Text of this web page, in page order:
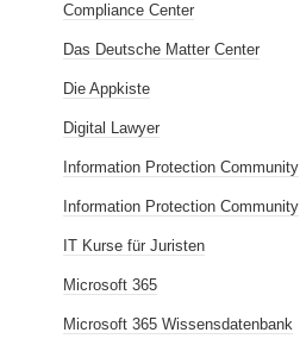
Compliance Center
Das Deutsche Matter Center
Die Appkiste
Digital Lawyer
Information Protection Community
Information Protection Community
IT Kurse für Juristen
Microsoft 365
Microsoft 365 Wissensdatenbank